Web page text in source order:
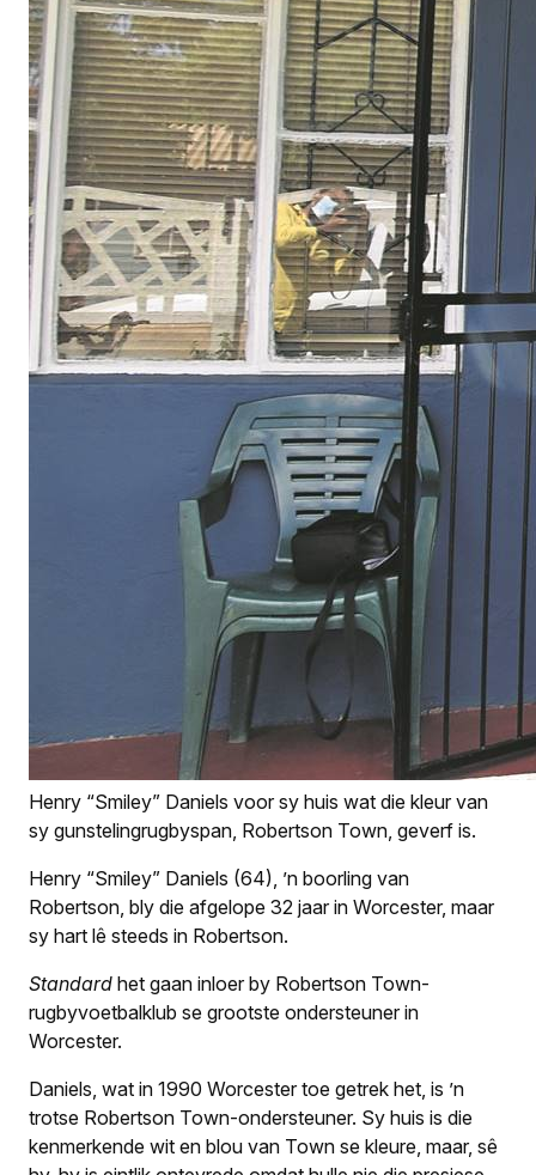
Henry “Smiley” Daniels voor sy huis wat die kleur van
sy gunstelingrugbyspan, Robertson Town, geverf is.
Henry “Smiley” Daniels (64), ’n boorling van
Robertson, bly die afgelope 32 jaar in Worcester, maar
sy hart lê steeds in Robertson.
Standard het gaan inloer by Robertson Town-
rugbyvoetbalklub se grootste ondersteuner in
Worcester.
Daniels, wat in 1990 Worcester toe getrek het, is ’n
trotse Robertson Town-ondersteuner. Sy huis is die
kenmerkende wit en blou van Town se kleure, maar, sê